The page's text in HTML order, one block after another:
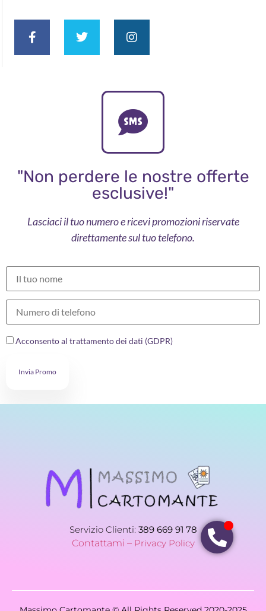
"Non perdere le nostre offerte
esclusive!"
Lasciaci il tuo numero e ricevi promozioni riservate
direttamente sul tuo telefono.
Acconsento al trattamento dei dati (GDPR)
Invia Promo
Servizio Clienti: 389 669 91 78
Contattami – Privacy Policy